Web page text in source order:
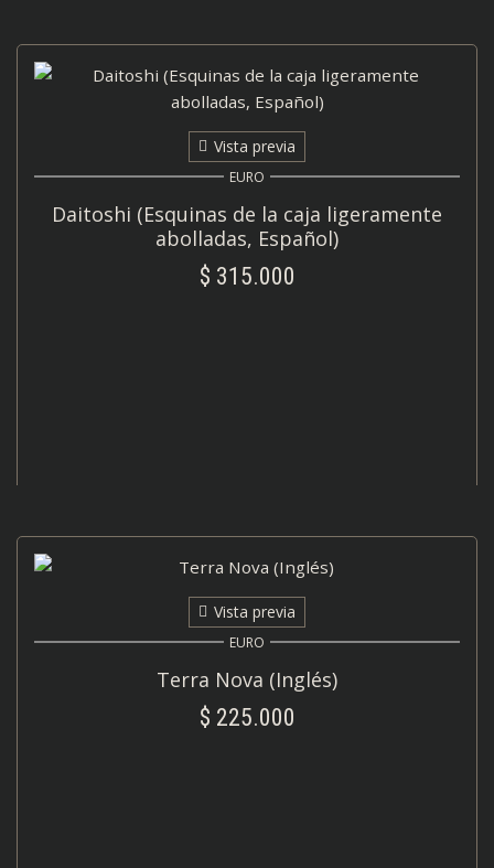
Vista previa
EURO
Daitoshi (Esquinas de la caja ligeramente
abolladas, Español)
$ 315.000
Vista previa
EURO
Terra Nova (Inglés)
$ 225.000